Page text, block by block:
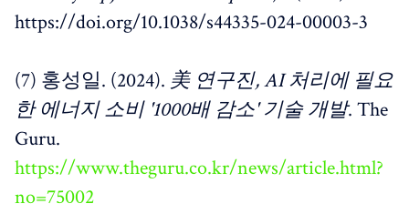
https://doi.org/10.1038/s44335-024-00003-3
(7) 홍성일. (2024). 美 연구진, AI 처리에 필요
한 에너지 소비 '1000배 감소' 기술 개발. The
Guru.
https://www.theguru.co.kr/news/article.html?
no=75002